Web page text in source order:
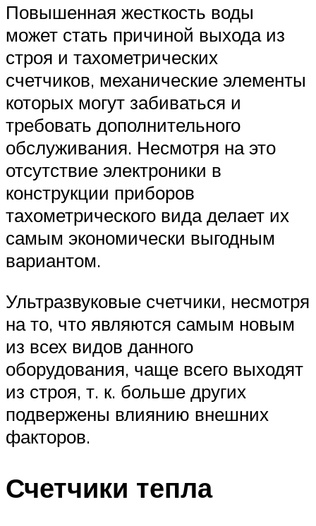
Повышенная жесткость воды
может стать причиной выхода из
строя и тахометрических
счетчиков, механические элементы
которых могут забиваться и
требовать дополнительного
обслуживания. Несмотря на это
отсутствие электроники в
конструкции приборов
тахометрического вида делает их
самым экономически выгодным
вариантом.
Ультразвуковые счетчики, несмотря
на то, что являются самым новым
из всех видов данного
оборудования, чаще всего выходят
из строя, т. к. больше других
подвержены влиянию внешних
факторов.
Счетчики тепла